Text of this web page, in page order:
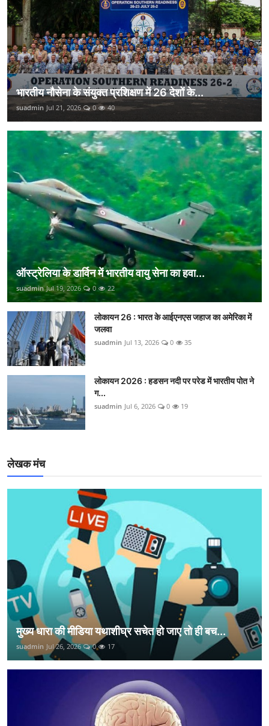
भारतीय नौसेना के संयुक्त प्रशिक्षण में 26 देशों के...
suadmin Jul 21, 2026 0 40
ऑस्ट्रेलिया के डार्विन में भारतीय वायु सेना का हवा...
suadmin Jul 19, 2026 0 22
लोकायन 26 : भारत के आईएनएस जहाज का अमेरिका में
जलवा
suadmin Jul 13, 2026 0 35
लोकायन 2026 : हडसन नदी पर परेड में भारतीय पोत ने
ग...
suadmin Jul 6, 2026 0 19
लेखक मंच
मुख्य धारा की मीडिया यथाशीघ्र सचेत हो जाए तो ही बच...
suadmin Jul 26, 2026 0 17